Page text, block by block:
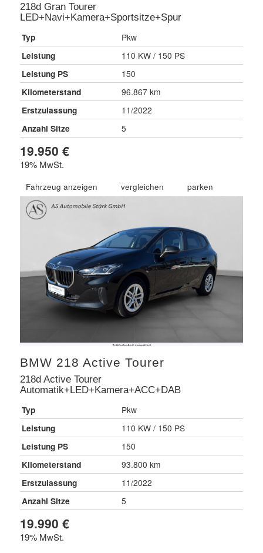
218d Gran Tourer
LED+Navi+Kamera+Sportsitze+Spur
Typ
Pkw
Leistung
110 KW / 150 PS
Leistung PS
150
Kilometerstand
96.867 km
Erstzulassung
11/2022
Anzahl Sitze
5
19.950 €
19% MwSt.
Fahrzeug anzeigen vergleichen parken
BMW 218 Active Tourer
218d Active Tourer
Automatik+LED+Kamera+ACC+DAB
Typ
Pkw
Leistung
110 KW / 150 PS
Leistung PS
150
Kilometerstand
93.800 km
Erstzulassung
11/2022
Anzahl Sitze
5
19.990 €
19% MwSt.